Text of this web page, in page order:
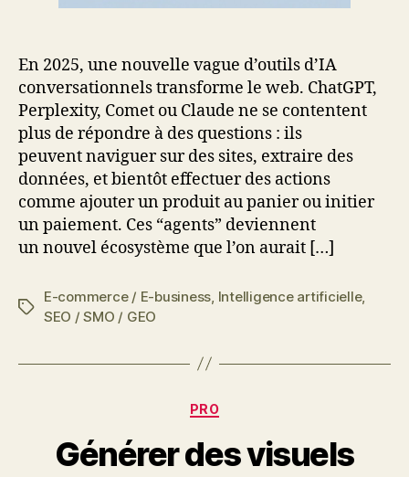
En 2025, une nouvelle vague d’outils d’IA
conversationnels transforme le web. ChatGPT,
Perplexity, Comet ou Claude ne se contentent
plus de répondre à des questions : ils
peuvent naviguer sur des sites, extraire des
données, et bientôt effectuer des actions
comme ajouter un produit au panier ou initier
un paiement. Ces “agents” deviennent
un nouvel écosystème que l’on aurait […]
Étiquettes
E-commerce / E-business Intelligence artificielle,
SEO / SMO / GEO
Catégories
PRO
Générer des visuels